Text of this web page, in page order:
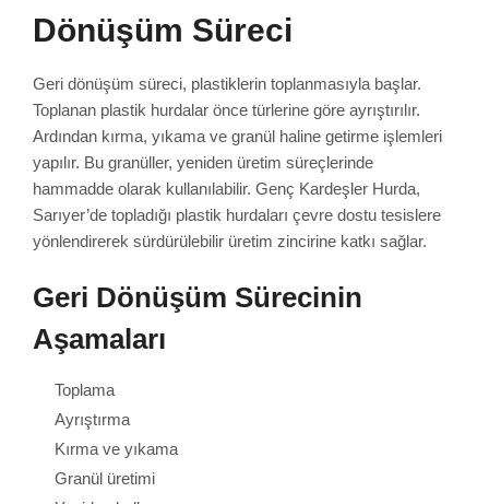
Dönüşüm Süreci
Geri dönüşüm süreci, plastiklerin toplanmasıyla başlar.
Toplanan plastik hurdalar önce türlerine göre ayrıştırılır.
Ardından kırma, yıkama ve granül haline getirme işlemleri
yapılır. Bu granüller, yeniden üretim süreçlerinde
hammadde olarak kullanılabilir. Genç Kardeşler Hurda,
Sarıyer’de topladığı plastik hurdaları çevre dostu tesislere
yönlendirerek sürdürülebilir üretim zincirine katkı sağlar.
Geri Dönüşüm Sürecinin
Aşamaları
Toplama
Ayrıştırma
Kırma ve yıkama
Granül üretimi